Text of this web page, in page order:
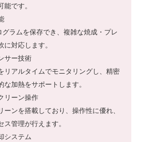
です。
ラムを保存でき、複雑な焼成・プレ
に対応します。
サー技術
リアルタイムでモニタリングし、精密
な加熱をサポートします。
リーン操作
ーンを搭載しており、操作性に優れ、
管理が行えます。
システム